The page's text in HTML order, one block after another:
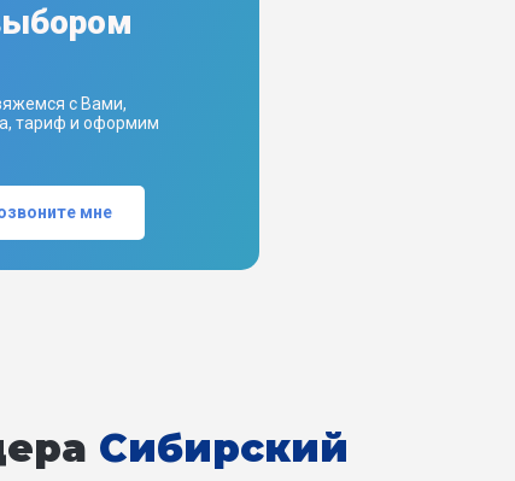
с Вами,
тариф и оформим
мне
Сибирский